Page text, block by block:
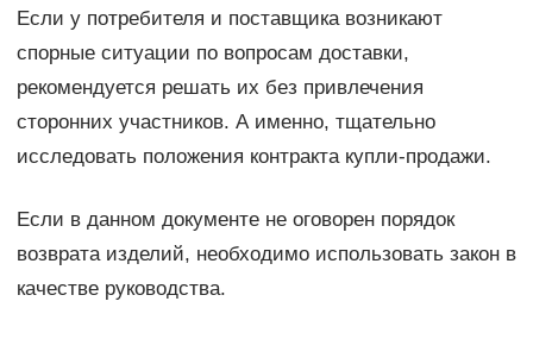
Если у потребителя и поставщика возникают
спорные ситуации по вопросам доставки,
рекомендуется решать их без привлечения
сторонних участников. А именно, тщательно
исследовать положения контракта купли-продажи.
Если в данном документе не оговорен порядок
возврата изделий, необходимо использовать закон в
качестве руководства.